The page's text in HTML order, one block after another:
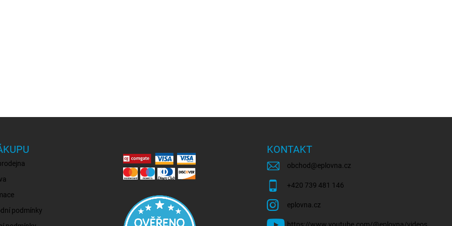
podmínky
KONTAKT
obchod @eplovna.cz
+420 739 481 146
eplovna.cz